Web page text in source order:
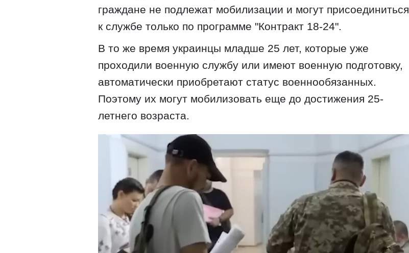
граждане не подлежат мобилизации и могут присоединиться
к службе только по программе "Контракт 18-24".
В то же время украинцы младше 25 лет, которые уже
проходили военную службу или имеют военную подготовку,
автоматически приобретают статус военнообязанных.
Поэтому их могут мобилизовать еще до достижения 25-
летнего возраста.